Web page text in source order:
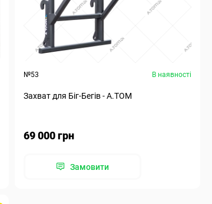
№53 В наявності
Захват для Біг-Бегів - А.ТОМ
69 000 грн
Замовити